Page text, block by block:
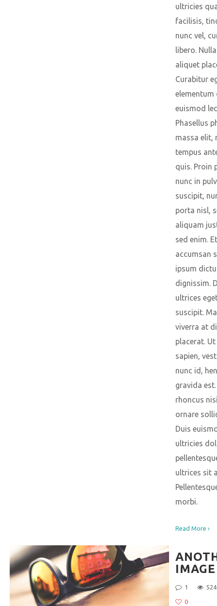
ultricies
facilisis,
nunc vel,
libero.
aliquet
Curabitur
elementum
euismod
Phasellus
massa elit,
tempus
quis. Proin
nunc in
suscipit,
porta nisl,
aliquam
sed enim.
accumsan
ipsum
dignissim.
ultrices
suscipit.
viverra at
placerat.
sapien,
nunc id,
gravida est.
rhoncus
ornare
Duis
ultricies
ultrices sit
morbi.
Read More ›
1
0